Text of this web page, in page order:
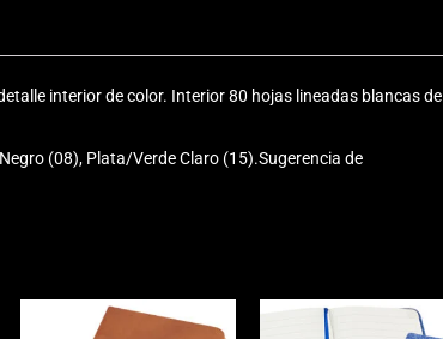
interior de color. Interior 80 hojas lineadas blancas de
(08), Plata/Verde Claro (15).Sugerencia de